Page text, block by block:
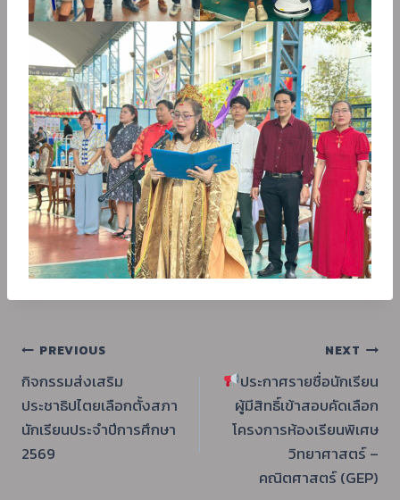
แนะแนว
เรื่อง
PREVIOUS
กิจกรรมส่งเสริม
ประชาธิปไตยเลือกตั้งสภา
นักเรียนประจำปีการศึกษา
2569
NEXT
ประกาศรายชื่อนักเรียน
ผู้มีสิทธิ์เข้าสอบคัดเลือก
โครงการห้องเรียนพิเศษ
วิทยาศาสตร์ –
คณิตศาสตร์ (GEP)